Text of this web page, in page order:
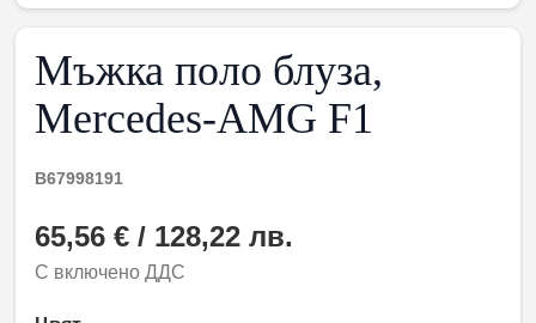
Мъжка поло блуза,
Mercedes-AMG F1
B67998191
65,56 € / 128,22 лв.
С включено ДДС